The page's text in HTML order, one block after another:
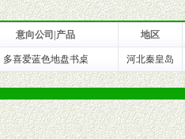
括销售、营养、售后服务等各项
物料、多样化的促销物品、礼品等。
意向公司|产品 地区
多喜爱蓝色地盘书桌 河北秦皇岛